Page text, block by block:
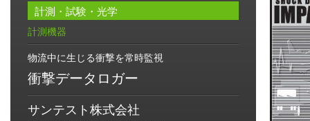
計測・試験・光学
計測機器
物流中に生じる衝撃を常時監視
衝撃データロガー
サンテスト株式会社